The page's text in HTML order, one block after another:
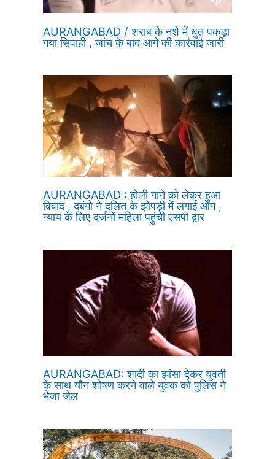
AURANGABAD / शराब के नशे में धुत पकड़ा
गया सिपाही , जांच के बाद आगे की कार्रवाई जारी
AURANGABAD : होली गाने को लेकर हुआ
विवाद , दबंगो ने दलित के झोपड़ी में लगाई आग ,
न्याय के लिए दर्जनों महिला पहुंची एसपी द्वार
AURANGABAD: शादी का झांसा देकर युवती
के साथ यौन शोषण करने वाले युवक को पुलिस ने
भेजा जेल